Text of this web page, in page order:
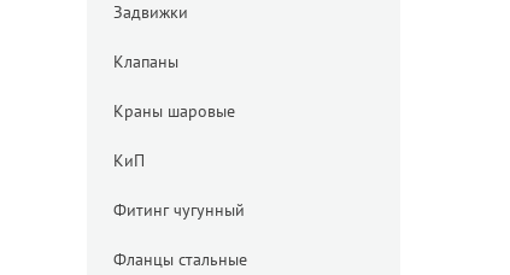
Задвижки
Клапаны
Краны шаровые
КиП
Фитинг чугунный
Фланцы стальные